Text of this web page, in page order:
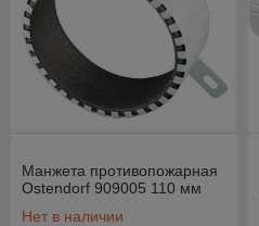
Манжета противопожарная
Ostendorf 909005 110 мм
Нет в наличии